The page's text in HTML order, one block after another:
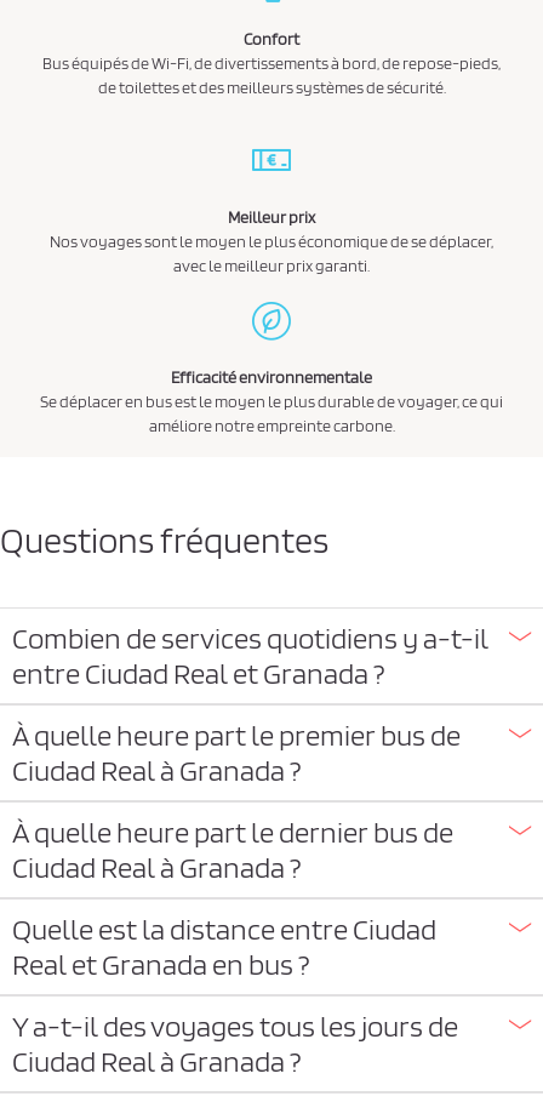
Confort
Bus équipés de Wi-Fi, de divertissements à bord, de repose-pieds,
de toilettes et des meilleurs systèmes de sécurité.
Meilleur prix
Nos voyages sont le moyen le plus économique de se déplacer,
avec le meilleur prix garanti.
Efficacité environnementale
Se déplacer en bus est le moyen le plus durable de voyager, ce qui
améliore notre empreinte carbone.
Questions fréquentes
Combien de services quotidiens y a-t-il
entre Ciudad Real et Granada ?
À quelle heure part le premier bus de
Ciudad Real à Granada ?
À quelle heure part le dernier bus de
Ciudad Real à Granada ?
Quelle est la distance entre Ciudad
Real et Granada en bus ?
Y a-t-il des voyages tous les jours de
Ciudad Real à Granada ?